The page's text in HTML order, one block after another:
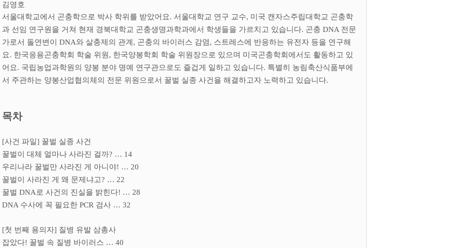
김영호
서울대학교에서 곤충학으로 박사 학위를 받았어요. 서울대학교 연구 교수, 미국 캔자스주립대학교 곤충학
과 선임 연구원을 거쳐 현재 경북대학교 곤충생명과학과에서 학생들을 가르치고 있습니다. 곤충 DNA 전문
가로서 돌연변이 DNA와 살충제의 관계 , 곤충의 바이러스 감염, 스트레스에 반응하는 유전자 등을 연구해
요. 한국응용곤충학회 학술 위원 , 한국양봉학회 학술 위원장으로 있으며 미국곤충학회에서도 활동하고 있
어요. 국립농업과학원의 양봉 분야 명예 연구관으로도 즐겁게 일하고 있습니다. 특별히 농림축산식품부에
서 주관하는 양봉산업협의체의 전문 위원으로서 꿀벌 실종 사건을 해결하고자 노력하고 있습니다.
목차
[사건 파일] 꿀벌 실종 사건
꿀벌이 대체 얼마나 사라진 걸까? … 14
우리나라 꿀벌만 사라진 게 아니야! … 20
꿀벌이 사라진 게 왜 문제냐고? … 22
꿀벌 DNA로 사건의 진실을 밝힌다! … 28
DNA 수사에 꼭 필요한 PCR 검사 … 32
[첫 번째 용의자] 질병 유발 삼총사
잡았다! 꿀벌 속 질병 바이러스 … 40